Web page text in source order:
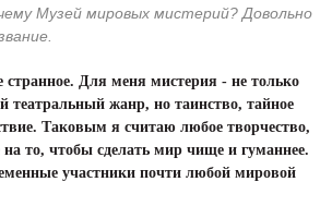
Музей мировых мистерий? Довольно
странное. Для меня мистерия - не только
театральный жанр, но таинство, тайное
Таковым я считаю любое творчество,
на то, чтобы сделать мир чище и гуманнее.
участники почти любой мировой